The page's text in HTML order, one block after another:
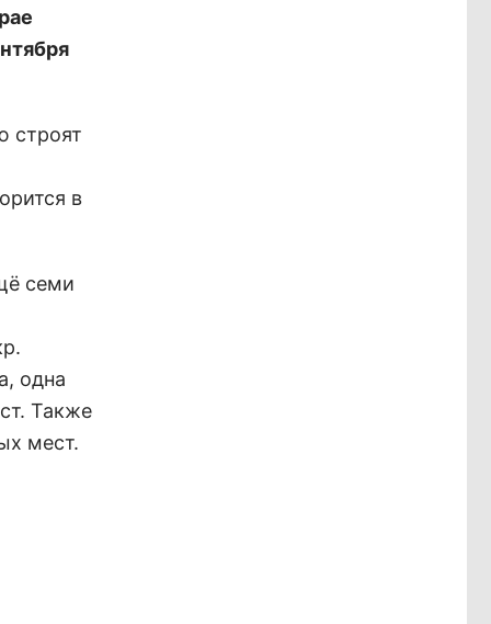
строят
в
семи
одна
Также
мест.